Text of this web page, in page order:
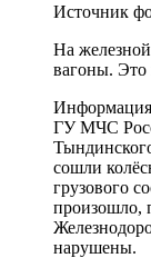
Источник
На
вагоны. Это
ГУ МЧС
сошли
грузового
произошло,
нарушены.